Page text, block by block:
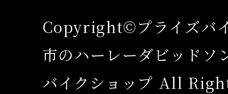
Copyright©プライズバ
市のハーレーダビッドソ
バイクショップ All